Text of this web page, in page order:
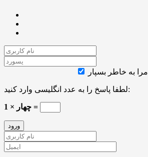
مرا به خاطر بسپار
لطفا پاسخ را به عدد انگلیسی وارد کنید:
1 × چهار =